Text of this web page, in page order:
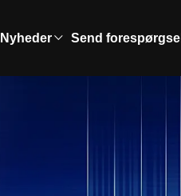
Nyheder Send forespørgsel